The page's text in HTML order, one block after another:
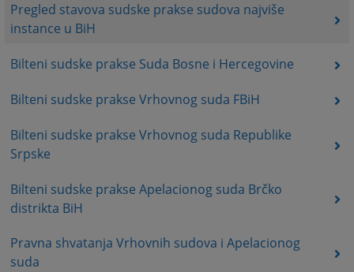
Pregled stavova sudske prakse sudova najviše
instance u BiH
Bilteni sudske prakse Suda Bosne i Hercegovine
Bilteni sudske prakse Vrhovnog suda FBiH
Bilteni sudske prakse Vrhovnog suda Republike
Srpske
Bilteni sudske prakse Apelacionog suda Brčko
distrikta BiH
Pravna shvatanja Vrhovnih sudova i Apelacionog
suda